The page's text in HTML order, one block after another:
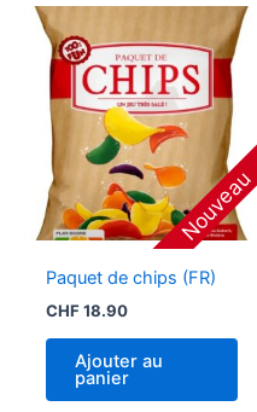
Nouveau
Paquet de chips (FR)
CHF18.90
Ajouter au
panier